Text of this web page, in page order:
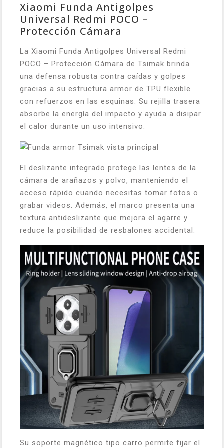
Xiaomi Funda Antigolpes
Universal Redmi POCO –
Protección Cámara
La Xiaomi Funda Antigolpes Universal Redmi
POCO – Protección Cámara de Tsimak brinda
una defensa robusta contra caídas y golpes
gracias a su estructura armor de TPU flexible
con refuerzos en las esquinas. Su rejilla trasera
absorbe la energía del impacto y ayuda a disipar
el calor durante un uso intensivo.
El deslizante integrado protege las lentes de la
cámara de arañazos y polvo, manteniendo el
acceso rápido cuando necesitas tomar fotos o
grabar videos. Además, el marco presenta una
textura antideslizante que mejora el agarre y
reduce la posibilidad de resbalones accidental.
Su soporte magnético tipo carro permite fijar el